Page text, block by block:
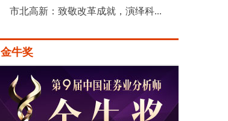
市北高新：致敬改革成就，演绎科...
金牛奖